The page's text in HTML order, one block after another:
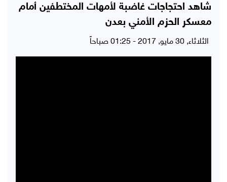
شاهد احتجاجات غاضبة لأمهات المختطفين أمام
معسكر الحزم الأمني بعدن
الثلاثاء, 30 مايو, 2017 - 01:25 صباحاً